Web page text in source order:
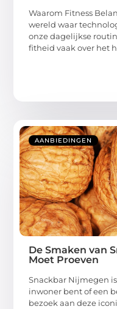
Waarom Fitness
wereld waar
onze dagelijkse
fitheid vaak over het
AANBIEDINGEN
De Smaken van
Moet Proeven
Snackbar Nijmegen
inwoner bent of een
bezoek aan deze